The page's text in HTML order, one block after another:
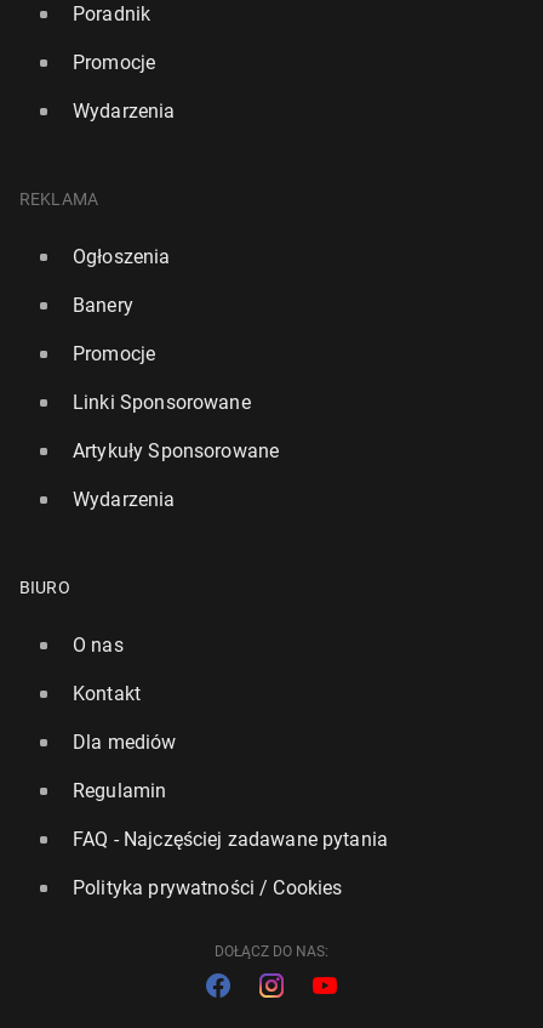
Poradnik
Promocje
Wydarzenia
REKLAMA
Ogłoszenia
Banery
Promocje
Linki Sponsorowane
Artykuły Sponsorowane
Wydarzenia
BIURO
O nas
Kontakt
Dla mediów
Regulamin
FAQ - Najczęściej zadawane pytania
Polityka prywatności / Cookies
DOŁĄCZ DO NAS: